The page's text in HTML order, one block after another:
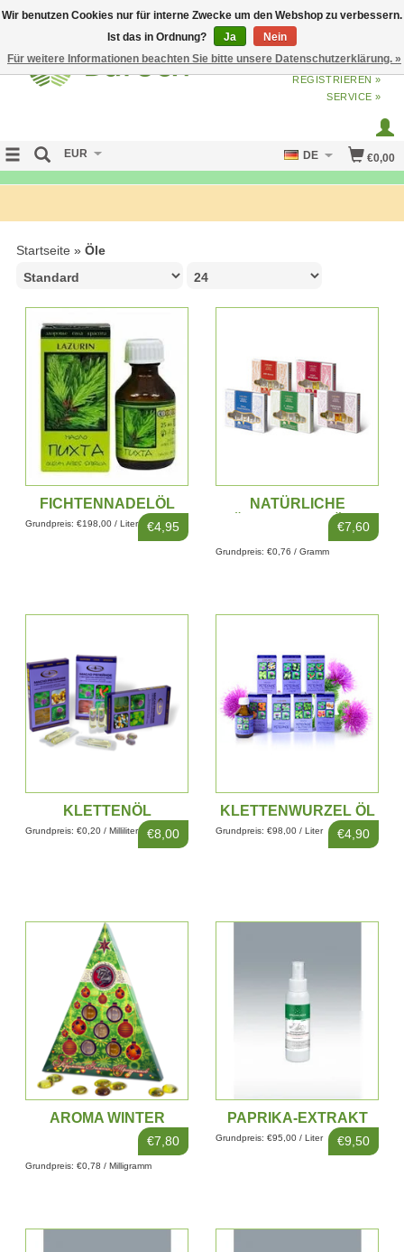
ANMELDENODERJETZT
REGISTRIEREN »
SERVICE »
€0,00
EUR DE
Startseite » Öle
FICHTENNADELÖL
10ML, 25ML, 30ML
€4,95
Grundpreis: €198,00 / Liter
NATÜRLICHE
ÄTHERISCHE ÖLE
€7,60
Grundpreis: €0,76 / Gramm
KLETTENÖL
€8,00
Grundpreis: €0,20 / Milliliter
KLETTENWURZEL ÖL
€4,90
Grundpreis: €98,00 / Liter
AROMA WINTER
URLAUB €7,80
Grundpreis: €0,78 / Milligramm
PAPRIKA-EXTRAKT
100ML
€9,50
Grundpreis: €95,00 / Liter
Wir benutzen Cookies nur für interne Zwecke um den Webshop zu verbessern.
Ist das in Ordnung?
Ja
Nein
Für weitere Informationen beachten Sie bitte unsere Datenschutzerklärung. »